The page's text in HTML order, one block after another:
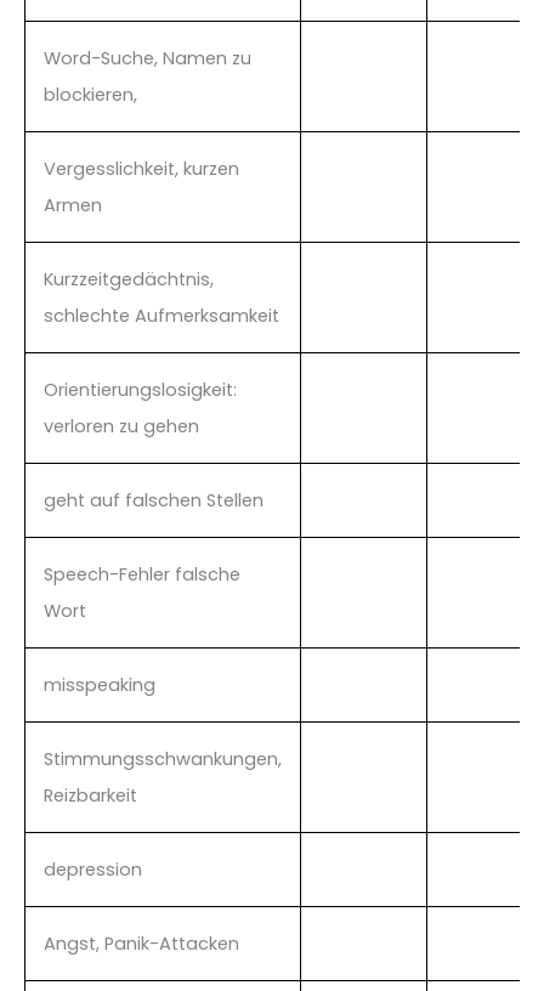
Word-Suche, Namen zu
blockieren,
Vergesslichkeit, kurzen
Armen
Kurzzeitgedächtnis,
schlechte Aufmerksamkeit
Orientierungslosigkeit:
verloren zu gehen
geht auf falschen Stellen
Speech-Fehler falsche
Wort
misspeaking
Stimmungsschwankungen,
Reizbarkeit
depression
Angst, Panik-Attacken